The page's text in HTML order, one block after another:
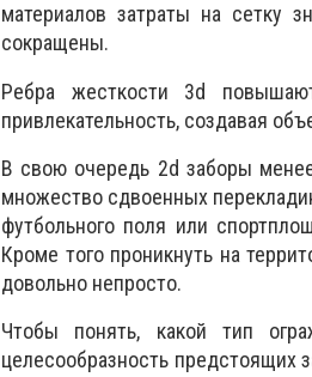
материалов затраты на сетку
сокращены.
Ребра жесткости 3d
привлекательность, создавая
В свою очередь 2d заборы
множество сдвоенных
футбольного поля или
Кроме того проникнуть на
довольно непросто.
Чтобы понять, какой тип
целесообразность предстоящих